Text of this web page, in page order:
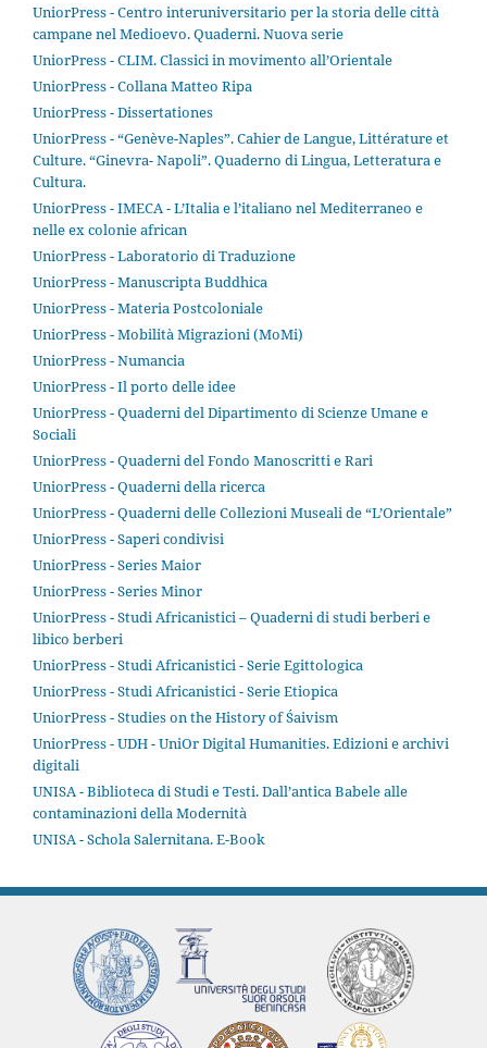
UniorPress - Centro interuniversitario per la storia delle città
campane nel Medioevo. Quaderni. Nuova serie
UniorPress - CLIM. Classici in movimento all’Orientale
UniorPress - Collana Matteo Ripa
UniorPress - Dissertationes
UniorPress - “Genève-Naples”. Cahier de Langue, Littérature et
Culture. “Ginevra- Napoli”. Quaderno di Lingua, Letteratura e
Cultura.
UniorPress - IMECA - L’Italia e l’italiano nel Mediterraneo e
nelle ex colonie african
UniorPress - Laboratorio di Traduzione
UniorPress - Manuscripta Buddhica
UniorPress - Materia Postcoloniale
UniorPress - Mobilità Migrazioni (MoMi)
UniorPress - Numancia
UniorPress - Il porto delle idee
UniorPress - Quaderni del Dipartimento di Scienze Umane e
Sociali
UniorPress - Quaderni del Fondo Manoscritti e Rari
UniorPress - Quaderni della ricerca
UniorPress - Quaderni delle Collezioni Museali de “L’Orientale”
UniorPress - Saperi condivisi
UniorPress - Series Maior
UniorPress - Series Minor
UniorPress - Studi Africanistici – Quaderni di studi berberi e
libico berberi
UniorPress - Studi Africanistici - Serie Egittologica
UniorPress - Studi Africanistici - Serie Etiopica
UniorPress - Studies on the History of Śaivism
UniorPress - UDH - UniOr Digital Humanities. Edizioni e archivi
digitali
UNISA - Biblioteca di Studi e Testi. Dall’antica Babele alle
contaminazioni della Modernità
UNISA - Schola Salernitana. E-Book